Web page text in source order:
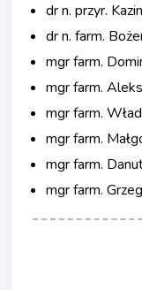
dr n. przyr.
dr n. farm.
mgr farm.
mgr farm.
mgr farm.
mgr farm.
mgr farm.
mgr farm.